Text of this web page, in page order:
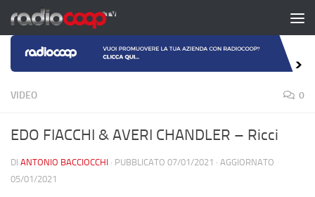
Salta al contenuto
VIDEO 0
EDO FIACCHI & AVERI CHANDLER – Ricci
DI ANTONIO BACCIOCCHI · PUBBLICATO 07/01/2021 · AGGIORNATO
05/01/2021